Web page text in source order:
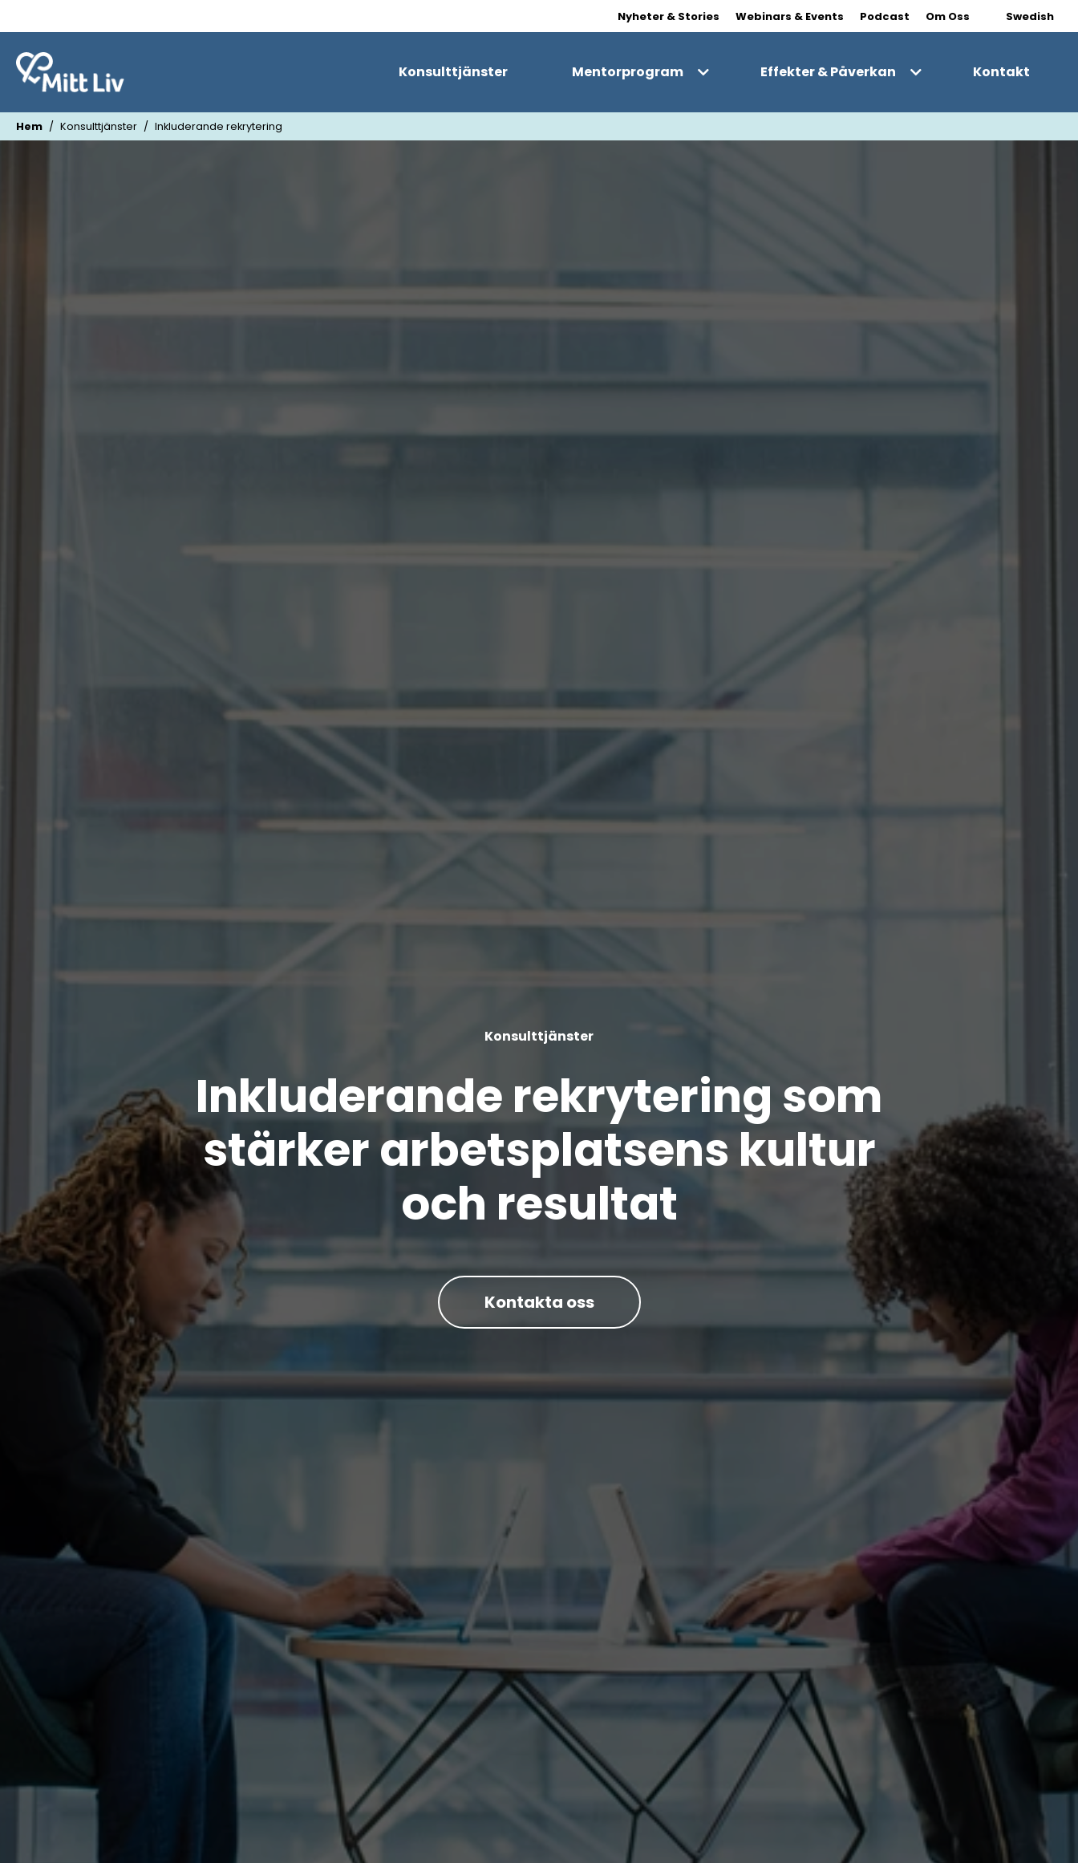
Nyheter & Stories Webinars & Events Podcast Om Oss Swedish
Konsulttjänster Mentorprogram Effekter & Påverkan Kontakt
Hem Konsulttjänster Inkluderande rekrytering
Konsulttjänster
Inkluderande rekrytering som
stärker arbetsplatsens kultur
och resultat
Kontakta oss